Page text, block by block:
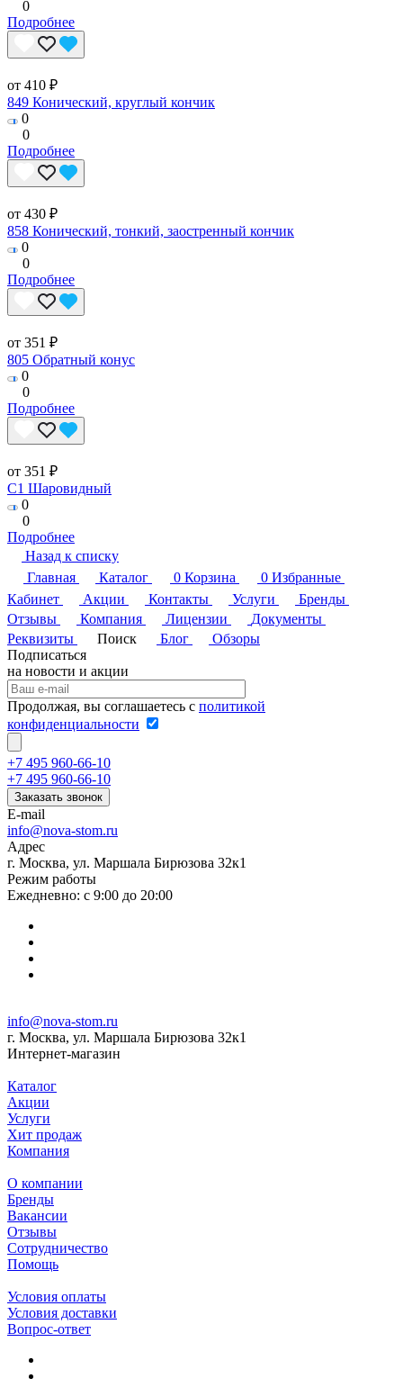
0
Подробнее
от 410 ₽
849 Конический, круглый кончик
0
0
Подробнее
от 430 ₽
858 Конический, тонкий, заостренный кончик
0
0
Подробнее
от 351 ₽
805 Обратный конус
0
0
Подробнее
от 351 ₽
C1 Шаровидный
0
0
Подробнее
Назад к списку
Главная
Каталог 0 Корзина 0 Избранные
Кабинет
Акции Контакты Услуги
Бренды
Отзывы
Компания Лицензии
Документы
Реквизиты
Поиск Блог
Обзоры
Подписаться
на новости и акции
Продолжая, вы соглашаетесь с политикой
конфиденциальности
+7 495 960-66-10
+7 495 960-66-10
Заказать звонок
E-mail
info@nova-stom.ru
Адрес
г. Москва, ул. Маршала Бирюзова 32к1
Режим работы
Ежедневно: с 9:00 до 20:00
info@nova-stom.ru
г. Москва, ул. Маршала Бирюзова 32к1
Интернет-магазин
Каталог
Акции
Услуги
Хит продаж
Компания
О компании
Бренды
Вакансии
Отзывы
Сотрудничество
Помощь
Условия оплаты
Условия доставки
Вопрос-ответ